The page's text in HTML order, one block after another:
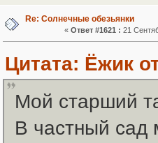
Re: Солнечные обезьянки
« Ответ #1621 : 21
Цитата: Ёжик
Мой старший
В частный сад